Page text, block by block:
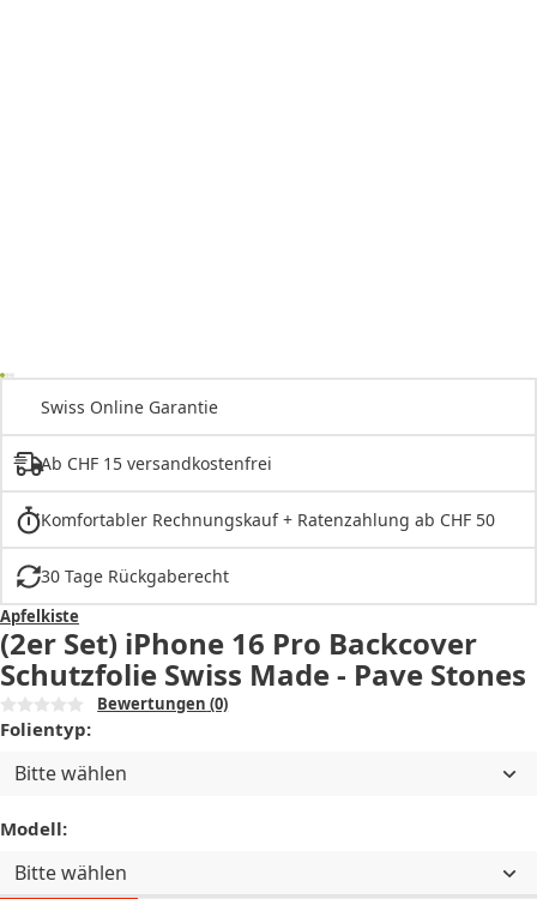
Swiss Online Garantie
Ab CHF 15 versandkostenfrei
Komfortabler Rechnungskauf + Ratenzahlung ab CHF 50
30 Tage Rückgaberecht
Apfelkiste
(2er Set) iPhone 16 Pro Backcover
Schutzfolie Swiss Made - Pave Stones
Bewertungen (0)
Folientyp:
Bitte wählen
Modell:
Bitte wählen